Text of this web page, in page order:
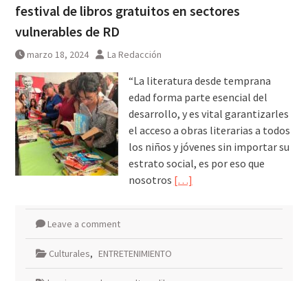
festival de libros gratuitos en sectores
vulnerables de RD
marzo 18, 2024 La Redacción
“La literatura desde temprana
edad forma parte esencial del
desarrollo, y es vital garantizarles
el acceso a obras literarias a todos
los niños y jóvenes sin importar su
estrato social, es por eso que
nosotros […]
Leave a comment
Culturales, ENTRETENIMIENTO